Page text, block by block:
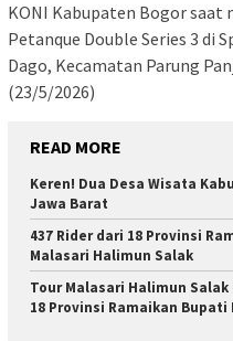
KONI Kabupaten Bogor saat
Petanque Double Series 3 di
Dago, Kecamatan Parung
(23/5/2026)
READ MORE
Keren! Dua Desa Wisata
Jawa Barat
437 Rider dari 18 Provinsi
Malasari Halimun Salak
Tour Malasari Halimun
18 Provinsi Ramaikan Bupati